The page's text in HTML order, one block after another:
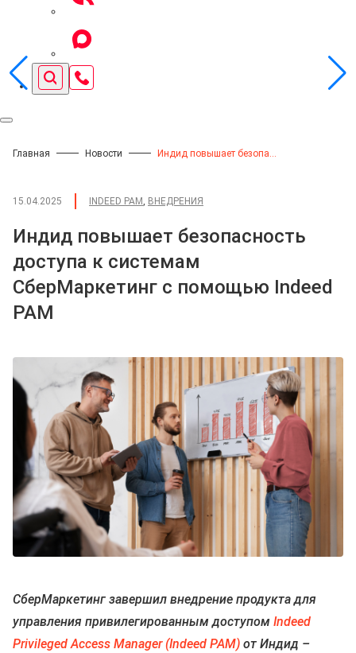
Главная Новости
15.04.2025 INDEED PAM ВНЕДРЕНИЯ
Индид повышает безопасность
доступа к системам
СберМаркетинг с помощью Indeed
PAM
СберМаркетинг завершил внедрение продукта для
управления привилегированным доступом Indeed
Privileged Access Manager (Indeed PAM) от Индид –